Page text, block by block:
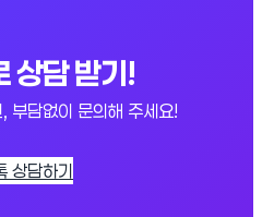
상담 받기!
부담없이 문의해 주세요!
상담하기